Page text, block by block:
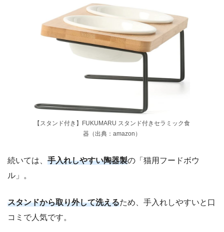
【スタンド付き】FUKUMARU スタンド付きセラミック食
器（出典：amazon）
続いては、 手入れしやすい陶器製の「猫用フードボウ
ル」。
スタンドから取り外して洗えるため、手入れしやすいと口
コミで人気です。